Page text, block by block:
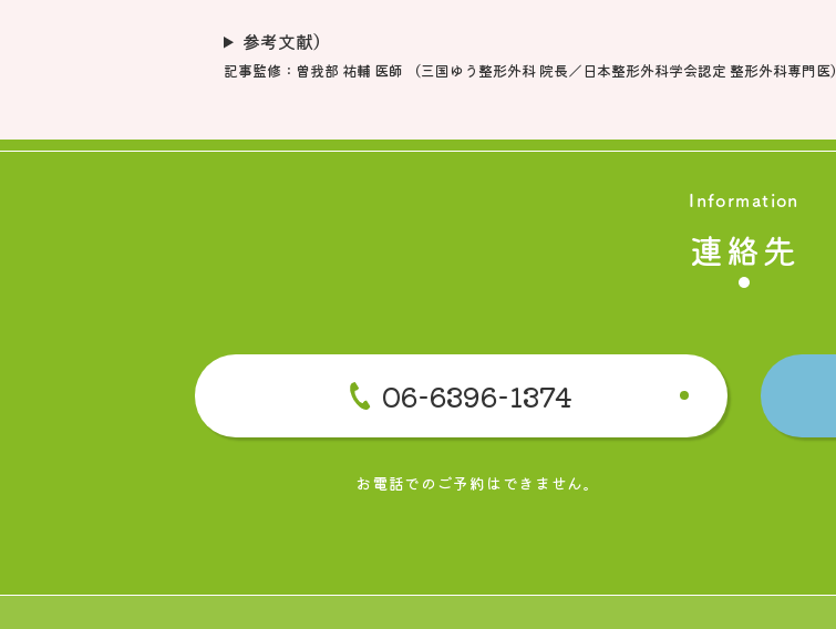
参考文献）
記事監修：曽我部 祐輔 医師 （三国ゆう整形外科 院長／日本整形外科学会認定 整形外科専門医）
Information
連絡先
06-6396-1374
お電話でのご予約はできません。